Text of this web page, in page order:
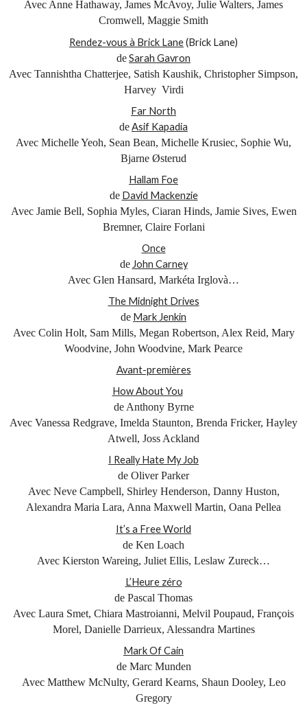
Avec Anne Hathaway, James McAvoy, Julie Walters, James
Cromwell, Maggie Smith
Rendez-vous à Brick Lane(Brick Lane)
deSarah Gavron
Avec Tannishtha Chatterjee, Satish Kaushik, Christopher Simpson,
Harvey Virdi
Far North
deAsif Kapadia
Avec Michelle Yeoh, Sean Bean, Michelle Krusiec, Sophie Wu,
Bjarne Østerud
Hallam Foe
de David Mackenzie
Avec Jamie Bell, Sophia Myles, Ciaran Hinds, Jamie Sives, Ewen
Bremner, Claire Forlani
Once
de John Carney
Avec Glen Hansard, Markéta Irglovà…
The Midnight Drives
de Mark Jenkin
Avec Colin Holt, Sam Mills, Megan Robertson, Alex Reid, Mary
Woodvine, John Woodvine, Mark Pearce
Avant-premières
How About You
de Anthony Byrne
Avec Vanessa Redgrave, Imelda Staunton, Brenda Fricker, Hayley
Atwell, Joss Ackland
I Really Hate My Job
de Oliver Parker
Avec Neve Campbell, Shirley Henderson, Danny Huston,
Alexandra Maria Lara, Anna Maxwell Martin, Oana Pellea
It’s a Free World
de Ken Loach
Avec Kierston Wareing, Juliet Ellis, Leslaw Zureck…
L’Heure zéro
de Pascal Thomas
Avec Laura Smet, Chiara Mastroianni, Melvil Poupaud, François
Morel, Danielle Darrieux, Alessandra Martines
Mark Of Cain
de Marc Munden
Avec Matthew McNulty, Gerard Kearns, Shaun Dooley, Leo
Gregory